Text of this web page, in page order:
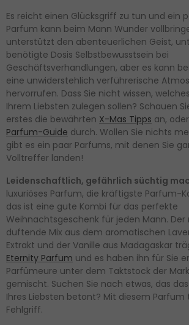
Es reicht einen Glücksgriff zu tun und ein
Parfum kann beim Mann Wunder
unterstützt den abenteuerlichen Geist,
benötigte Dosis Selbstbewusstsein bei
Geschäftsverhandlungen, aber es kann
eine unwiderstehlich verführerische
hervorrufen. Dass Sie nicht wissen,
Ihrem Liebsten zulegen sollen? Schauen
erstes die bewährten X-Mas Tipps an,
Parfum-Guide durch. Wollen Sie nichts
gibt es ein paar Parfums, mit denen Sie
Volltreffer landen!
Leidenschaftlich, gefährlich süchtig
luxuriöses Parfum, die kräftigste Parfum-
das ist eine gute Kombi für das perfekte
Weihnachtsgeschenk für jeden Mann. Der
duftende Mix aus dem aromatischen
Extrakt und der Vanille aus Madagaskar
Eternity Parfum und es haben ihn für Sie
Parfümeure unter dem Taktstock der
gemischt. Suchen Sie nach etwas, das
Ihres Liebsten betont? Mit diesem Parfum
Fehlgriff.